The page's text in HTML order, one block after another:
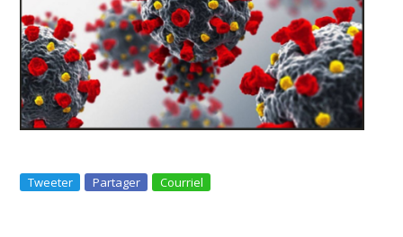
Tweeter Partager Courriel